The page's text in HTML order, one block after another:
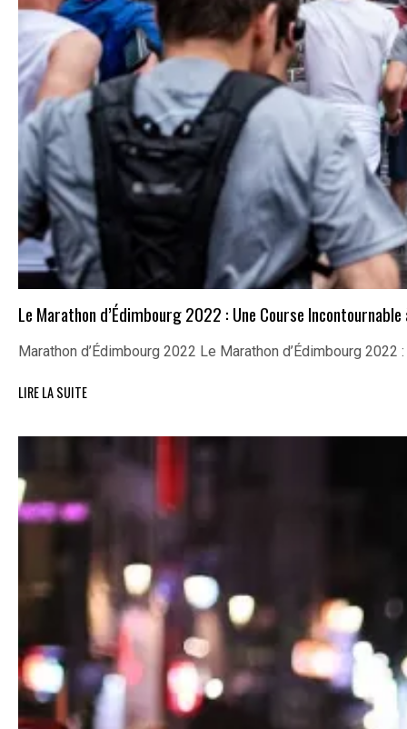
Le Marathon d’Édimbourg 2022 : Une Course Incontournable
Marathon d’Édimbourg 2022 Le Marathon d’Édimbourg
LIRE LA SUITE